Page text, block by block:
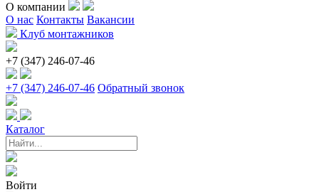
О компании
О нас Контакты Вакансии
Клуб монтажников
+7 (347) 246-07-46
+7 (347) 246-07-46 Обратный звонок
Каталог
Войти